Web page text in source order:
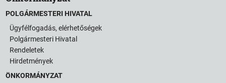
POLGÁRMESTERI HIVATAL
Ügyfélfogadás, elérhetőségek
Polgármesteri Hivatal
Rendeletek
Hirdetmények
ÖNKORMÁNYZAT